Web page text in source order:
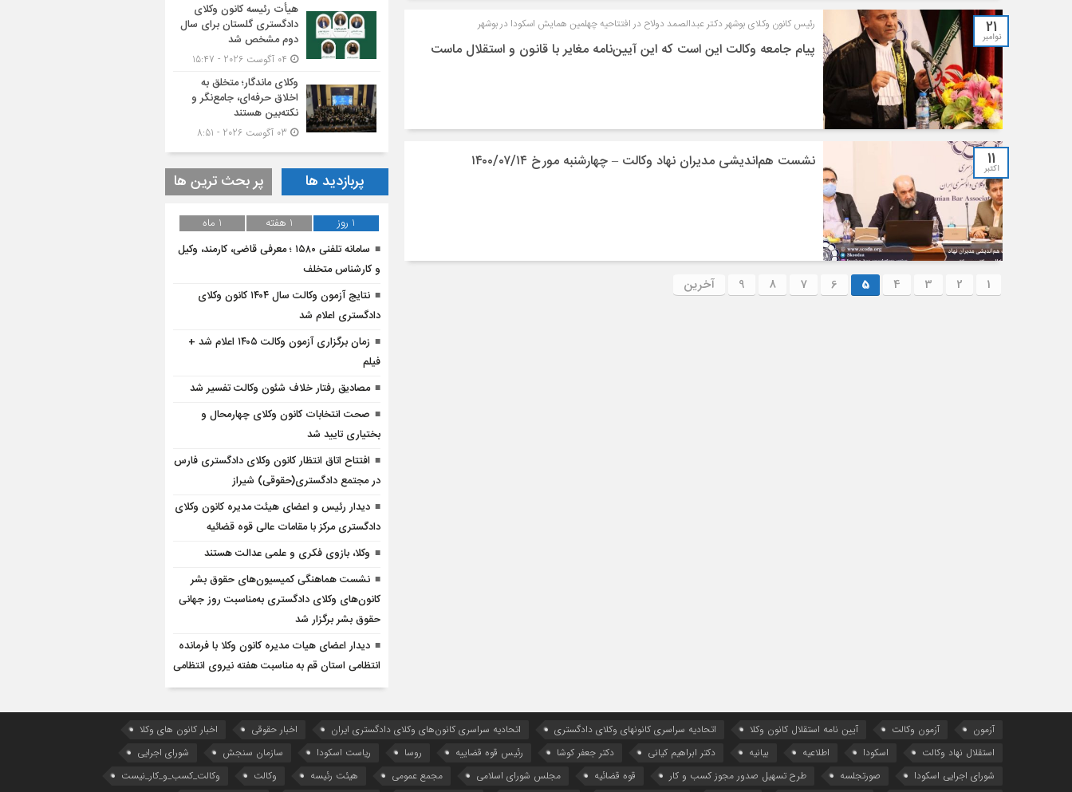
21
نوامبر
رئیس کانون وکلای بوشهر دکتر عبدالصمد دولاح در افتتاحیه چهلمین همایش اسکودا در بوشهر
پیام جامعه وکالت این است که این آیین‌نامه مغایر با قانون و استقلال ماست
11
اکتبر نشست هم‌اندیشی مدیران نهاد وکالت – چهارشنبه مورخ ۱۴۰۰/۰۷/۱۴
1
2
3
4
5
6
7
8
9 آخرین
هیأت ‌رئیسه کانون وکلای
دادگستری گلستان برای سال
دوم مشخص شد
وکلای ماندگار؛ متخلق به
اخلاق حرفه‌ای، جامع‌نگر و
نکته‌بین هستند
پربازدید ها پر بحث ترین ها
1 روز 1 هفته 1 ماه
سامانه تلفنی ۱۵۸۰ ؛ معرفی قاضی، کارمند، وکیل
و کارشناس متخلف
نتایج آزمون وکالت سال ۱۴۰۴ کانون وکلای
دادگستری اعلام شد
زمان برگزاری آزمون وکالت ۱۴۰۵ اعلام شد +
فیلم
مصادیق رفتار خلاف شئون وکالت تفسیر شد
صحت انتخابات کانون وکلای چهارمحال و
بختیاری تایید شد
افتتاح اتاق انتظار کانون وکلای دادگستری فارس
در مجتمع دادگستری(حقوقی) شیراز
دیدار رئیس و اعضای هیئت مدیره کانون وکلای
دادگستری مرکز با مقامات عالی قوه قضائیه
وکلا، بازوی فکری و علمی عدالت هستند
نشست هماهنگی کمیسیون‌های حقوق بشر
کانون‌های وکلای دادگستری به‌مناسبت روز جهانی
حقوق بشر برگزار شد
دیدار اعضای هیات مدیره کانون وکلا با فرمانده
انتظامی استان قم به مناسبت هفته نیروی انتظامی
آزمون آزمون وکالت آیین ‌نامه استقلال کانون وکلا اتحادیه سراسری کانونهای وکلای دادگستری اتحادیه سراسری کانون‌های وکلای دادگستری ایران اخبار حقوقی
اخبار کانون های وکلا
استقلال نهاد وکالت
اسکودا اطلاعیه بیانیه دکتر ابراهیم کیانی دکتر جعفر کوشا رئیس قوه قضاییه روسا ریاست اسکودا سازمان سنجش
شورای اجرایی
شورای اجرایی اسکودا
صورتجلسه طرح تسهیل صدور مجوز کسب و کار قوه قضائیه مجلس شورای اسلامی مجمع عمومی هیئت رئیسه وکالت
وکالت_کسب_و_کار_نیست